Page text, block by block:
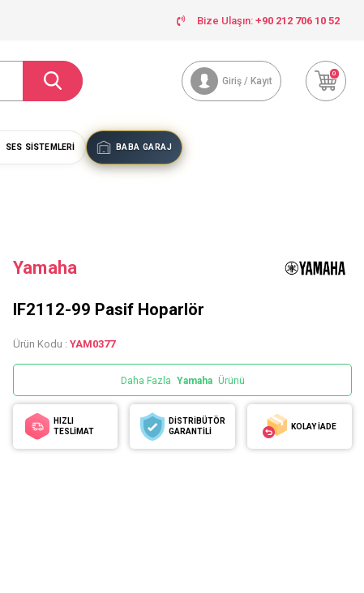
Bize Ulaşın: +90 212 706 10 52
Giriş / Kayıt
0
SES SISTEMLERI BABA GARAJ
Yamaha
IF2112-99 Pasif Hoparlör
Ürün Kodu : YAM0377
Daha Fazla Yamaha Ürünü
HIZLI
TESLİMAT
DİSTRİBÜTÖR
GARANTİLİ
KOLAY İADE